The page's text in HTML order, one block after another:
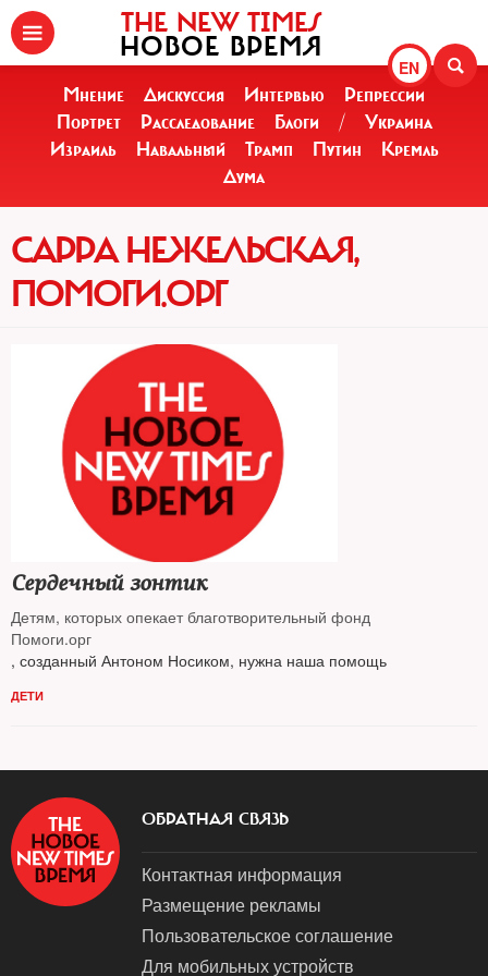
EN
THE NEW TIMES
НОВОЕ ВРЕМЯ
Мнение Дискуссия Интервью
Репрессии
Портрет
Расследование Блоги /
Украина
Израиль
Навальный Трамп Путин
Кремль
Дума
САРРА НЕЖЕЛЬСКАЯ,
ПОМОГИ.ОРГ
Сердечный зонтик
Детям, которых опекает благотворительный фонд
Помоги.орг
, созданный Антоном Носиком, нужна наша помощь
ДЕТИ
ОБРАТНАЯ СВЯЗЬ
Контактная информация
Размещение рекламы
Пользовательское соглашение
Для мобильных устройств